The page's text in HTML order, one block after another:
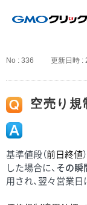
No : 336 更新日時 :
空売り規
基準値段（前日終値
した場合に、 その瞬
用され、翌々営業